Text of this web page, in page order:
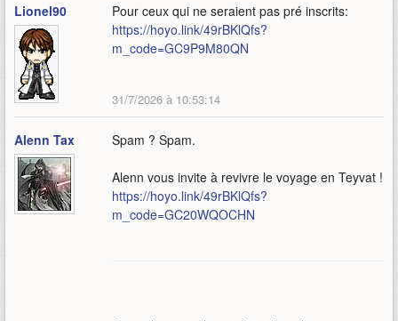
Lionel90
Pour ceux qui ne seraient pas pré inscrits:
https://hoyo.link/49rBKlQfs?
m_code=GC9P9M80QN
31/7/2026 à 10:53:14
Alenn Tax Spam ? Spam.
Alenn vous invite à revivre le voyage en Teyvat !
https://hoyo.link/49rBKlQfs?
m_code=GC20WQOCHN